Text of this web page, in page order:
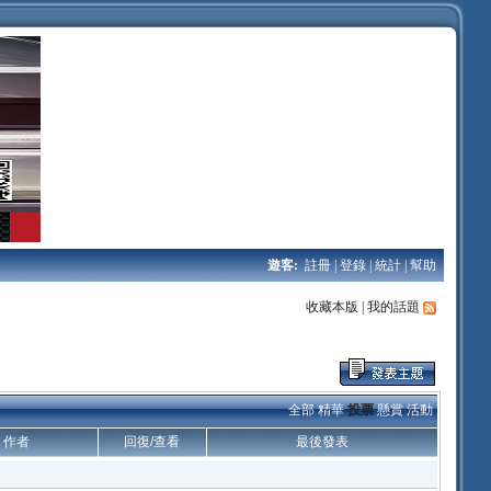
遊客:註冊|登錄|統計|幫助
收藏本版 |我的話題
全部 精華 投票 懸賞 活動
作者 回復/查看 最後發表